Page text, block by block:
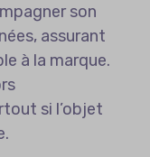
son
assurant
à la marque.
si l’objet